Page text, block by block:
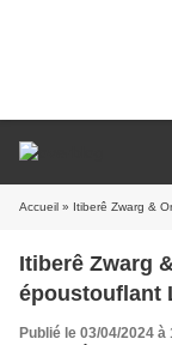
Accueil » Itiberê Zwarg &
Itiberê Zwarg
époustouflant
Publié le 03/04/2024 à